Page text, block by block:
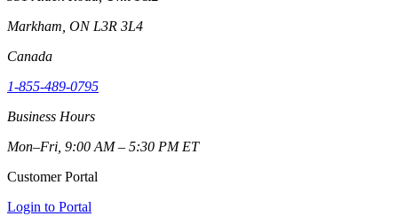
Markham, ON L3R 3L4
Canada
1-855-489-0795
Business Hours
Mon–Fri, 9:00 AM – 5:30 PM ET
Customer Portal
Login to Portal